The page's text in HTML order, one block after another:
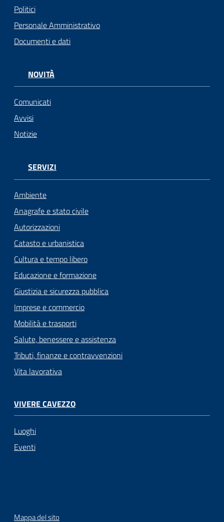
Politici
Personale Amministrativo
Documenti e dati
NOVITÀ
Comunicati
Avvisi
Notizie
SERVIZI
Ambiente
Anagrafe e stato civile
Autorizzazioni
Catasto e urbanistica
Cultura e tempo libero
Educazione e formazione
Giustizia e sicurezza pubblica
Imprese e commercio
Mobilità e trasporti
Salute, benessere e assistenza
Tributi, finanze e contravvenzioni
Vita lavorativa
VIVERE CAVEZZO
Luoghi
Eventi
Mappa del sito